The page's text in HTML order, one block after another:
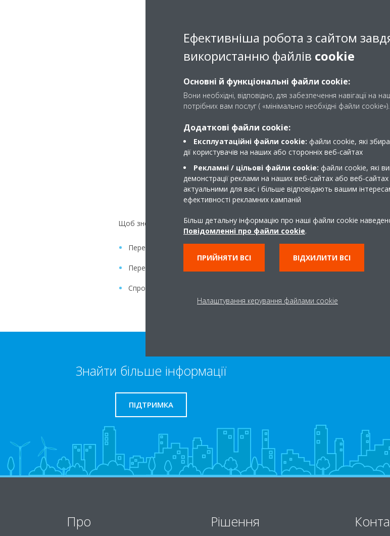
Щоб знову підключити блок до мережі, спробуйте виконати такі дії:
Перевірте наявність з'єднання з мережею Ethernet і його працездатність
Переконайтеся в тому, що світлодіодні індикатори шлюзу відображають
Спробуйте перезавантажити мережевий шлюз та мережеве обладнання
Знайти більше інформації
ПІДТРИМКА
Про Рішення
Ефективніша робота з сайтом
використанню файлів cookie
Основні й функціональні файли cookie:
Вони необхідні, відповідно, для забезпечення навігації на
потрібних вам послуг ( «мінімально необхідні файли cookie»).
Додаткові файли cookie:
Експлуатаційні файли cookie: файли cookie, які
дії користувачів на наших або сторонніх веб-сайтах
Рекламні / цільові файли cookie: файли cookie, які
демонстрації реклами на наших веб-сайтах або веб-сайтах
актуальними для вас і більше відповідають вашим
ефективності рекламних кампаній
Більш детальну інформацію про наші файли cookie
Повідомленні про файли cookie.
ПРИЙНЯТИ ВСІ ВІДХИЛИТИ ВСІ
Налаштування керування файлами cookie